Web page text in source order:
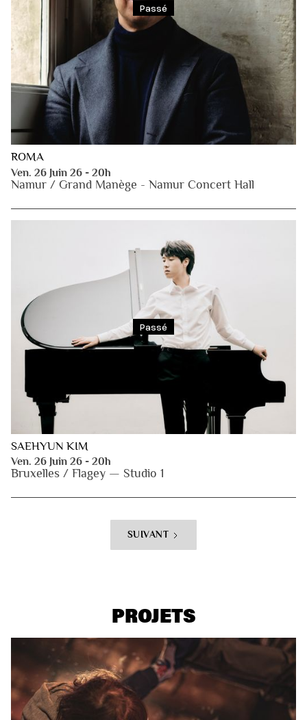
Passé
ROMA
Ven. 26 Juin 26 - 20h
Namur / Grand Manège - Namur Concert Hall
Passé
SAEHYUN KIM
Ven. 26 Juin 26 - 20h
Bruxelles / Flagey — Studio 1
SUIVANT
PROJETS